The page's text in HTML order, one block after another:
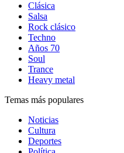
Clásica
Salsa
Rock clásico
Techno
Años 70
Soul
Trance
Heavy metal
Temas más populares
Noticias
Cultura
Deportes